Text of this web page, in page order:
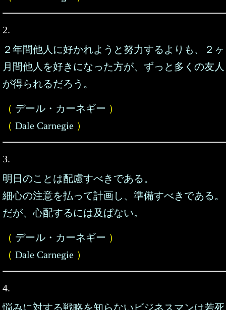
2.
２年間他人に好かれようと努力するよりも、２ヶ
月間他人を好きになった方が、ずっと多くの友人
が得られるだろう。
（ デール・カーネギー ）
（ Dale Carnegie ）
3.
明日のことは配慮すべきである。
細心の注意を払って計画し、準備すべきである。
だが、心配するには及ばない。
（ デール・カーネギー ）
（ Dale Carnegie ）
4.
悩みに対する戦略を知らないビジネスマンは若死